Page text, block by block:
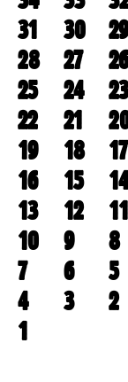
31
30
28
27
25
24
22
21
19
18
17
16
15
13
12
11
10
9
8
7
6
5
4
3
2
1